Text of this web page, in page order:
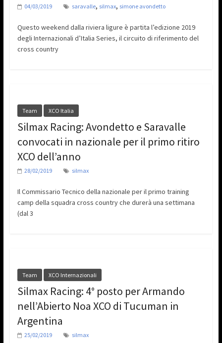
04/03/2019 saravalle, silmax, simone avondetto
Questo weekend dalla riviera ligure è partita l’edizione 2019
degli Internazionali d’Italia Series, il circuito di riferimento del
cross country
Team XCO Italia
Silmax Racing: Avondetto e Saravalle
convocati in nazionale per il primo ritiro
XCO dell’anno
28/02/2019 silmax
Il Commissario Tecnico della nazionale per il primo training
camp della squadra cross country che durerà una settimana
(dal 3
Team XCO Internazionali
Silmax Racing: 4° posto per Armando
nell’Abierto Noa XCO di Tucuman in
Argentina
25/02/2019 silmax